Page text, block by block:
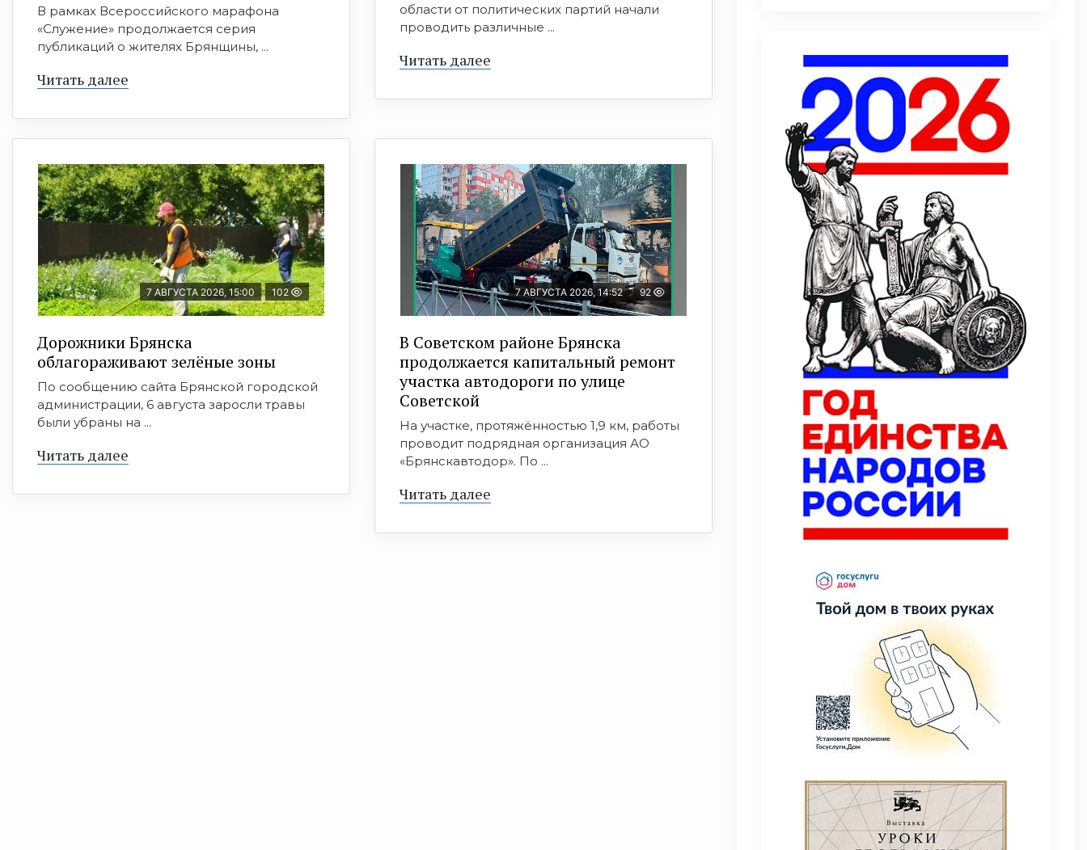
В рамках Всероссийского марафона
«Служение» продолжается серия
публикаций о жителях Брянщины, ...
Читать далее
области от политических партий начали
проводить различные ...
Читать далее
7 АВГУСТА 2026, 15:00 102
Дорожники Брянска
облагораживают зелёные зоны
По сообщению сайта Брянской городской
администрации, 6 августа заросли травы
были убраны на ...
Читать далее
7 АВГУСТА 2026, 14:52 92
В Советском районе Брянска
продолжается капитальный ремонт
участка автодороги по улице
Советской
На участке, протяжённостью 1,9 км, работы
проводит подрядная организация АО
«Брянскавтодор». По ...
Читать далее